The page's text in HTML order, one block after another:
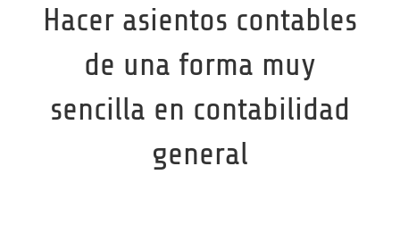
Hacer asientos contables
de una forma muy
sencilla en contabilidad
general